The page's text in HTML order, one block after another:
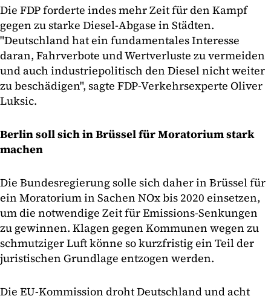
Die FDP forderte indes mehr Zeit für den Kampf
gegen zu starke Diesel-Abgase in Städten.
"Deutschland hat ein fundamentales Interesse
daran, Fahrverbote und Wertverluste zu vermeiden
und auch industriepolitisch den Diesel nicht weiter
zu beschädigen", sagte FDP-Verkehrsexperte Oliver
Luksic.
Berlin soll sich in Brüssel für Moratorium stark
machen
Die Bundesregierung solle sich daher in Brüssel für
ein Moratorium in Sachen NOx bis 2020 einsetzen,
um die notwendige Zeit für Emissions-Senkungen
zu gewinnen. Klagen gegen Kommunen wegen zu
schmutziger Luft könne so kurzfristig ein Teil der
juristischen Grundlage entzogen werden.
Die EU-Kommission droht Deutschland und acht